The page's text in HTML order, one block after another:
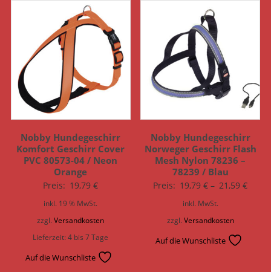
Nobby Hundegeschirr
Komfort Geschirr Cover
PVC 80573-04 / Neon
Orange
Preis: 19,79€
inkl. 19 % MwSt.
zzgl.Versandkosten
Lieferzeit:4 bis 7 Tage
Auf die Wunschliste
Nobby Hundegeschirr
Norweger Geschirr Flash
Mesh Nylon 78236 –
78239 / Blau
Preis: 19,79€ – 21,59€
inkl. MwSt.
zzgl. Versandkosten
Auf die Wunschliste